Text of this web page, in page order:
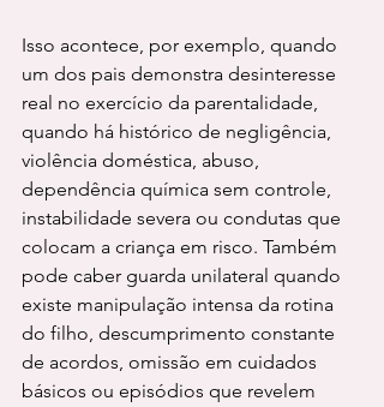
Isso acontece, por exemplo, quando
um dos pais demonstra desinteresse
real no exercício da parentalidade,
quando há histórico de negligência,
violência doméstica, abuso,
dependência química sem controle,
instabilidade severa ou condutas que
colocam a criança em risco. Também
pode caber guarda unilateral quando
existe manipulação intensa da rotina
do filho, descumprimento constante
de acordos, omissão em cuidados
básicos ou episódios que revelem